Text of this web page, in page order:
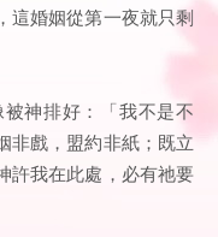
這婚姻從第一夜就只剩
神排好：「我不是不
非戲，盟約非紙；既立
許我在此處，必有祂要